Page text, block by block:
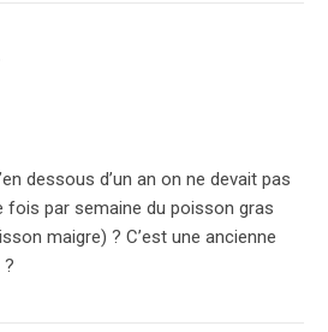
dessous d’un an on ne devait pas
fois par semaine du poisson gras
maigre) ? C’est une ancienne